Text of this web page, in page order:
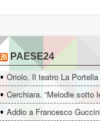
PAESE24
Oriolo. Il teatro La
Cerchiara. “Melodie sotto
Addio a Francesco